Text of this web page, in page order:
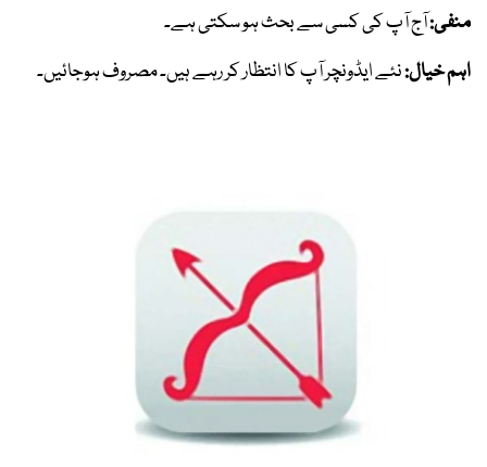
منفی:آج آپ کی کسی سے بحث ہو سکتی ہے۔
اہم خیال:نئے ایڈونچر آپ کا انتظار کر رہے ہیں۔ مصروف ہوجائیں۔